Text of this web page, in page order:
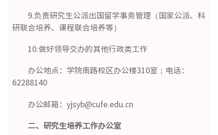
9.负责研究生公派出国留学事务管理（国家公派、科
研联合培养、课程联合培养等）
10.做好领导交办的其他行政类工作
办公地点：学院南路校区办公楼310室；电话：
62288140
办公邮箱：yjsyb@cufe.edu.cn
二、研究生培养工作办公室